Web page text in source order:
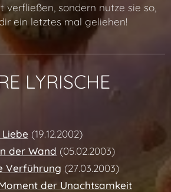
verfließen, sondern nutze sie so,
ein letztes mal geliehen!
LYRISCHE
(19.12.2002)
der Wand (05.02.2003)
Verführung (27.03.2003)
der Unachtsamkeit